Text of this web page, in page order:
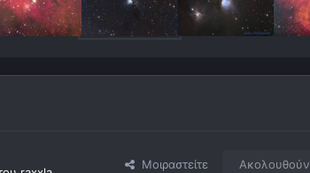
Μοιραστείτε Ακολουθούν